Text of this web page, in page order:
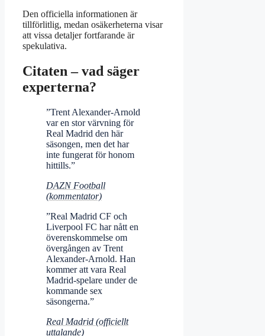
Den officiella informationen är
tillförlitlig, medan osäkerheterna visar
att vissa detaljer fortfarande är
spekulativa.
Citaten – vad säger
experterna?
”Trent Alexander‑Arnold
var en stor värvning för
Real Madrid den här
säsongen, men det har
inte fungerat för honom
hittills.”
DAZN Football
(kommentator)
”Real Madrid CF och
Liverpool FC har nått en
överenskommelse om
övergången av Trent
Alexander‑Arnold. Han
kommer att vara Real
Madrid‑spelare under de
kommande sex
säsongerna.”
Real Madrid (officiellt
uttalande)